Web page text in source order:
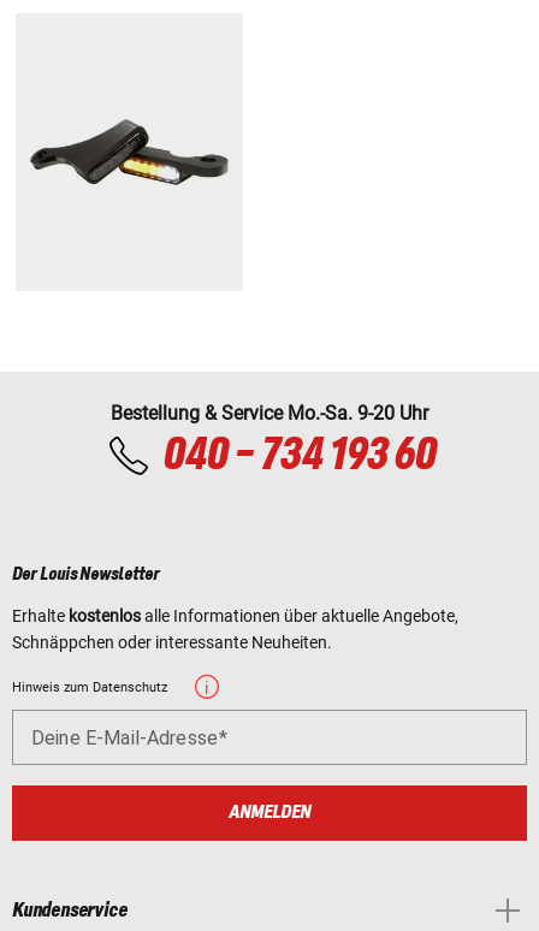
Bestellung & Service Mo.-Sa. 9-20 Uhr
040 - 734 193 60
Der Louis Newsletter
Erhalte kostenlosalle Informationen über aktuelle Angebote,
Schnäppchen oder interessante Neuheiten.
Hinweis zum Datenschutz
Deine E-Mail-Adresse
ANMELDEN
Kundenservice